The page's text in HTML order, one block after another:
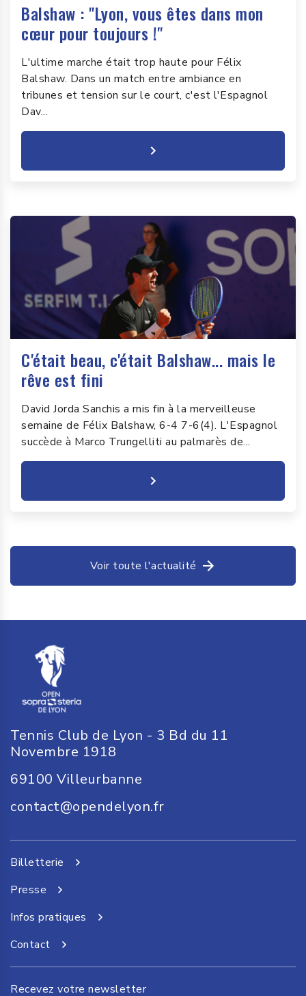
Balshaw : "Lyon, vous êtes dans mon
cœur pour toujours !"
L'ultime marche était trop haute pour Félix
Balshaw. Dans un match entre ambiance en
tribunes et tension sur le court, c'est l'Espagnol
Dav...
C'était beau, c'était Balshaw... mais le
rêve est fini
David Jorda Sanchis a mis fin à la merveilleuse
semaine de Félix Balshaw, 6-4 7-6(4). L'Espagnol
succède à Marco Trungelliti au palmarès de...
Voir toute l'actualité
Tennis Club de Lyon - 3 Bd du 11
Novembre 1918
69100 Villeurbanne
contact@opendelyon.fr
Billetterie
Presse
Infos pratiques
Contact
Recevez votre newsletter